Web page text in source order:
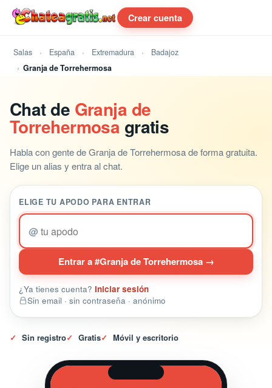
Crear cuenta
Salas España Extremadura
Badajoz
Granja de Torrehermosa
Chat de Granja de
Torrehermosa gratis
Habla con gente de Granja de Torrehermosa de forma gratuita.
Elige un alias y entra al chat.
ELIGE TU APODO PARA ENTRAR
@
Entrar a #Granja de Torrehermosa →
¿Ya tienes cuenta? Iniciar sesión
Sin email · sin contraseña · anónimo
✓ Sin registro✓ Gratis✓ Móvil y escritorio